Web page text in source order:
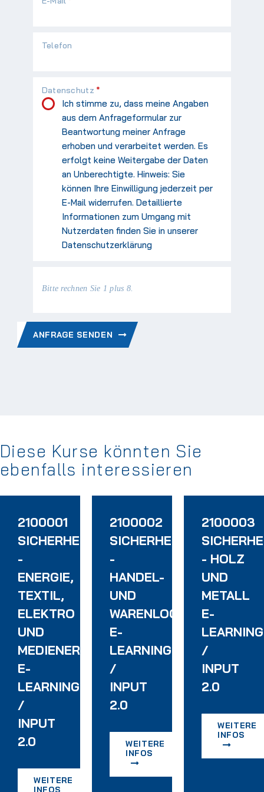
Telefon
Pflichtfeld
Datenschutz *
Ich stimme zu, dass meine Angaben
aus dem Anfrageformular zur
Beantwortung meiner Anfrage
erhoben und verarbeitet werden. Es
erfolgt keine Weitergabe der Daten
an Unberechtigte. Hinweis: Sie
können Ihre Einwilligung jederzeit per
E-Mail widerrufen. Detaillierte
Informationen zum Umgang mit
Nutzerdaten finden Sie in unserer
Datenschutzerklärung
Bitte rechnen Sie 1 plus 8.
ANFRAGE SENDEN
Diese Kurse könnten Sie
ebenfalls interessieren
2100001
SICHERHEITSUNTERWEISUNG
-
ENERGIE,
TEXTIL,
ELEKTRO
UND
MEDIENERZEUGNISSE
E-
LEARNING
/
INPUT
2.0
WEITERE
INFOS
2100002
-
HANDEL-
UND
WARENLOGISTIK
E-
LEARNING
/
INPUT
2.0
WEITERE
INFOS
2100003
- HOLZ
UND
METALL
E-
LEARNING
/
INPUT
2.0
WEITERE
INFOS